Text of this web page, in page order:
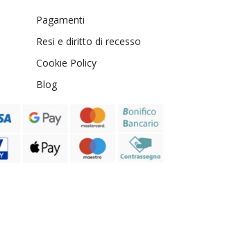
Pagamenti
Resi e diritto di recesso
Cookie Policy
Blog